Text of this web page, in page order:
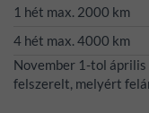
1 hét max. 2000 km
4 hét max. 4000 km
November 1-tol
felszerelt, melyért